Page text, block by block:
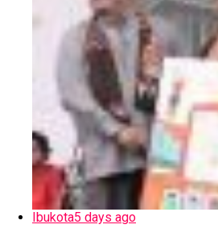
Ibukota5 days ago